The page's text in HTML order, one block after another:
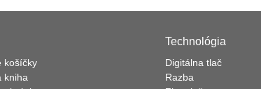
košíčky
kniha
Technológia
Digitálna tlač
Razba